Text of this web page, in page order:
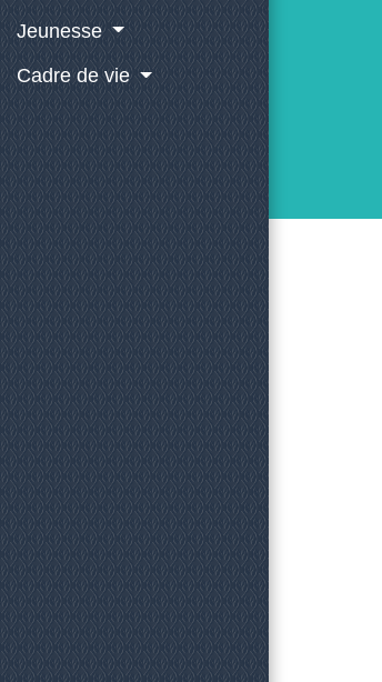
Jeunesse
Cadre de vie